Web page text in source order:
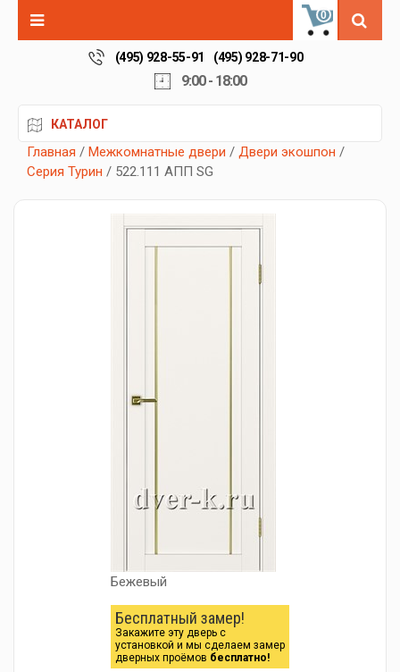
0
(495) 928-55-91 (495) 928-71-90
9:00 - 18:00
КАТАЛОГ
Главная / Межкомнатные двери / Двери экошпон /
Серия Турин / 522.111 АПП SG
Бежевый
Бесплатный замер!
Закажите эту дверь с
установкой и мы сделаем замер
дверных проёмов бесплатно!